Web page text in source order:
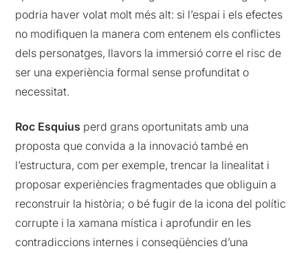
podria haver volat molt més alt: si l’espai i els efectes
no modifiquen la manera com entenem els conflictes
dels personatges, llavors la immersió corre el risc de
ser una experiència formal sense profunditat o
necessitat.
Roc Esquius perd grans oportunitats amb una
proposta que convida a la innovació també en
l’estructura, com per exemple, trencar la linealitat i
proposar experiències fragmentades que obliguin a
reconstruir la història; o bé fugir de la icona del polític
corrupte i la xamana mística i aprofundir en les
contradiccions internes i conseqüències d’una